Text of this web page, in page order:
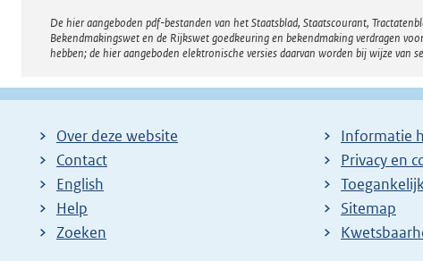
Disclaimer
De hier aangeboden pdf-bestanden van het Staatsblad, Staatscourant,
Bekendmakingswet en de Rijkswet goedkeuring en bekendmaking verdragen
hebben; de hier aangeboden elektronische versies daarvan worden bij wijze van
Over deze website
Contact
English
Help
Zoeken
Informatie
Privacy en
Sitemap
E